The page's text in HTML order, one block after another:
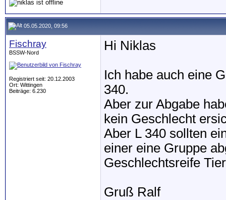
05.05.2020, 09:56
Fischray
BSSW-Nord
Registriert seit: 20.12.2003
Ort: Wittingen
Beiträge: 6.230
Hi Niklas
Ich habe auch eine
340.
Aber zur Abgabe
kein Geschlecht
Aber L 340 sollten
einer eine Gruppe
Geschlechtsreife
Gruß Ralf